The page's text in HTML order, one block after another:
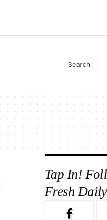
Search
Tap In!
Fresh